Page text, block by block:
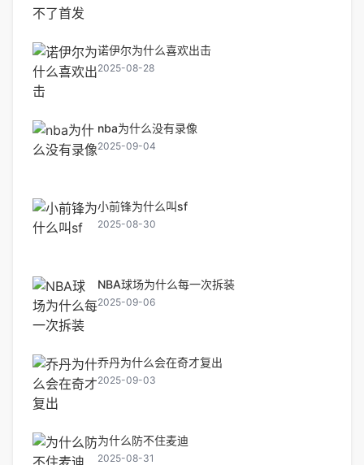
诺伊尔为什么喜欢出击
2025-08-28
nba为什么没有录像
2025-09-04
小前锋为什么叫sf
2025-08-30
NBA球场为什么每一次拆装
2025-09-06
乔丹为什么会在奇才复出
2025-09-03
为什么防不住麦迪
2025-08-31